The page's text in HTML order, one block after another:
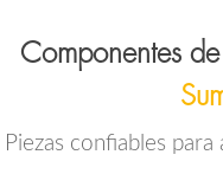
Componentes
Piezas confiables